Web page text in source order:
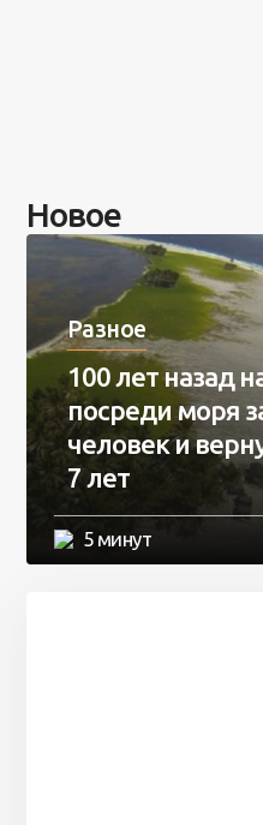
Новое
Разное
100 лет назад
посреди моря
человек и
7 лет
5 минут